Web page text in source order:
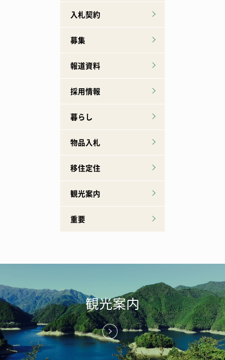
入札契約
募集
報道資料
採用情報
暮らし
物品入札
移住定住
観光案内
重要
観光案内